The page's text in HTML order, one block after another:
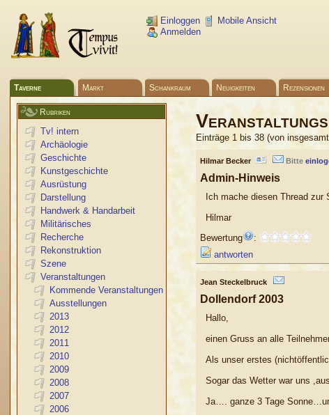
Einloggen
Anmelden
Mobile Ansicht
Taverne Markt Schankraum Neuigkeiten Rezensionen
Rubriken
Tv! intern
Archäologie
Geschichte
Kunstgeschichte
Ausrüstung
Darstellung
Handwerk & Handarbeit
Militärisches
Recherche
Rekonstruktion
Szene
Veranstaltungen
Kommende Veranstaltungen
Ausstellungen
2013
2012
2011
2010
2009
2008
2007
2006
Einträge 1 bis 38 (von
Hilmar Becker Bitte
Admin-Hinweis
Ich mache diesen Thread
Hilmar
Bewertung
:
antworten
Jean Steckelbruck
Dollendorf 2003
Hallo,
einen Gruss an alle
Als unser erstes
Sogar das Wetter war uns
Ja…. ganze 3 Tage